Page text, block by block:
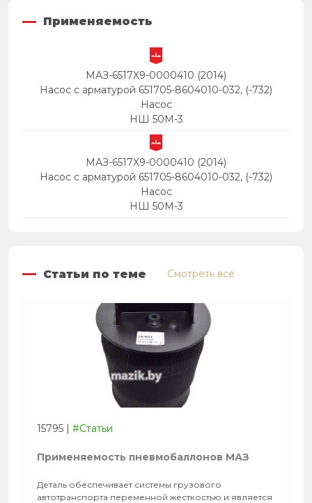
Применяемость
МАЗ-6517X9-0000410 (2014)
Насос с арматурой 651705-8604010-032, (-732)
Насос
НШ 50M-3
МАЗ-6517X9-0000410 (2014)
Насос с арматурой 651705-8604010-032, (-732)
Насос
НШ 50M-3
Статьи по теме Смотреть все
15795 | #Статьи
Применяемость пневмобаллонов МАЗ
Деталь обеспечивает системы грузового
автотранспорта переменной жесткостью и является